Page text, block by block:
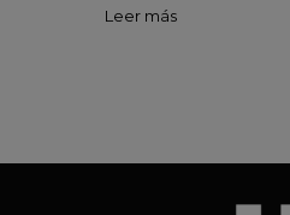
Leer más